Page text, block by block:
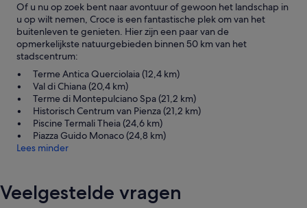
Of u nu op zoek bent naar avontuur of gewoon het landschap in
u op wilt nemen, Croce is een fantastische plek om van het
buitenleven te genieten. Hier zijn een paar van de
opmerkelijkste natuurgebieden binnen 50 km van het
stadscentrum:
Terme Antica Querciolaia (12,4 km)
Val di Chiana (20,4 km)
Terme di Montepulciano Spa (21,2 km)
Historisch Centrum van Pienza (21,2 km)
Piscine Termali Theia (24,6 km)
Piazza Guido Monaco (24,8 km)
Lees minder
Veelgestelde vragen